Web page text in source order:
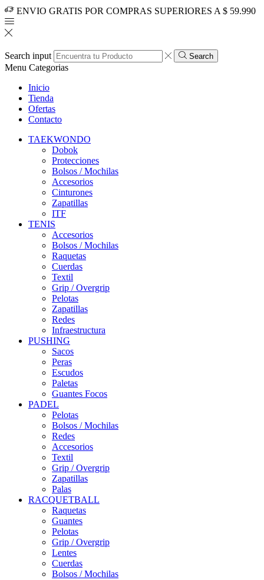
ENVIO GRATIS POR COMPRAS SUPERIORES A $ 59.990
Search input Search
Menu Categorias
Inicio
Tienda
Ofertas
Contacto
TAEKWONDO
Dobok
Protecciones
Bolsos / Mochilas
Accesorios
Cinturones
Zapatillas
ITF
TENIS
Accesorios
Bolsos / Mochilas
Raquetas
Cuerdas
Textil
Grip / Overgrip
Pelotas
Zapatillas
Redes
Infraestructura
PUSHING
Sacos
Peras
Escudos
Paletas
Guantes Focos
PADEL
Pelotas
Bolsos / Mochilas
Redes
Accesorios
Textil
Grip / Overgrip
Zapatillas
Palas
RACQUETBALL
Raquetas
Guantes
Pelotas
Grip / Overgrip
Lentes
Cuerdas
Bolsos / Mochilas